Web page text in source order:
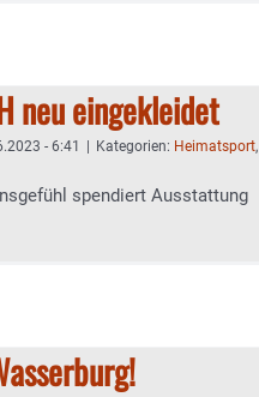
neu eingekleidet
- 6:41 Kategorien: Heimatsport,
spendiert Ausstattung